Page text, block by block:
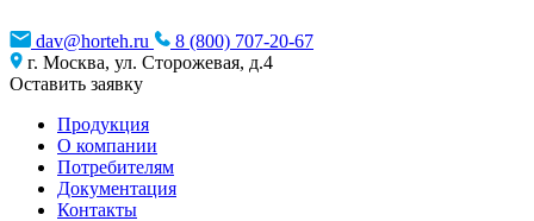
dav@horteh.ru
8 (800) 707-20-67
г. Москва, ул. Сторожевая, д.4
Оставить заявку
Продукция
О компании
Потребителям
Документация
Контакты